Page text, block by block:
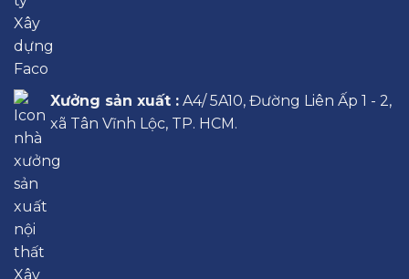
Xưởng sản xuất : A4/ 5A10, Đường Liên Ấp 1 - 2,
xã Tân Vĩnh Lộc, TP. HCM.